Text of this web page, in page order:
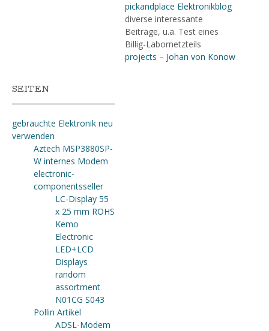
pickandplace Elektronikblog
diverse interessante
Beiträge, u.a. Test eines
Billig-Labornetzteils
projects – Johan von Konow
SEITEN
gebrauchte Elektronik neu
verwenden
Aztech MSP3880SP-
W internes Modem
electronic-
componentsseller
LC-Display 55
x 25 mm ROHS
Kemo
Electronic
LED+LCD
Displays
random
assortment
N01CG S043
Pollin Artikel
ADSL-Modem